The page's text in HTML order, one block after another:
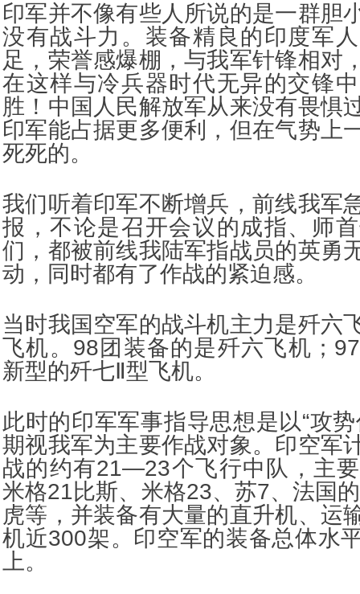
印军并不像有些人所说的是一群胆
没有战斗力。装备精良的印度军
足，荣誉感爆棚，与我军针锋相对
在这样与冷兵器时代无异的交锋
胜！中国人民解放军从来没有畏惧
印军能占据更多便利，但在气势上
死死的。
我们听着印军不断增兵，前线我军
报，不论是召开会议的成指、师
们，都被前线我陆军指战员的英勇
动，同时都有了作战的紧迫感。
当时我国空军的战斗机主力是歼六
飞机。98团装备的是歼六飞机；
新型的歼七Ⅱ型飞机。
此时的印军军事指导思想是以“攻
期视我军为主要作战对象。印空军
战的约有21—23个飞行中队，主
米格21比斯、米格23、苏7、法国
虎等，并装备有大量的直升机、运
机近300架。印空军的装备总体水
上。